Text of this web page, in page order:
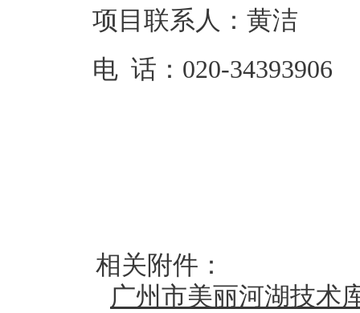
项目联系人： 黄洁
电 话： 020-34393906
相关附件：
广州市美丽河湖技术